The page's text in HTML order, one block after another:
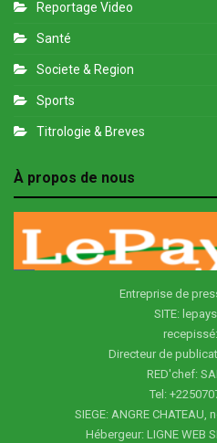
Reportage Video
Santé
Societe & Region
Sports
Titrologie & Breves
À propos de nous
Entreprise de
SITE:
Directeur de
RED'chef:
Tel:
SIEGE: ANGRE
Hébergeur: LIGNE WEB